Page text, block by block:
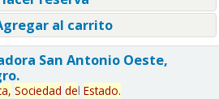
al carrito
San Antonio Oeste,
Sociedad del Estado.